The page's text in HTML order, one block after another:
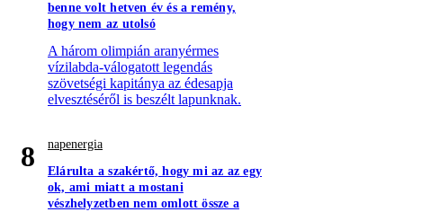
benne volt hetven év és a remény,
hogy nem az utolsó
A három olimpián aranyérmes
vízilabda-válogatott legendás
szövetségi kapitánya az édesapja
elvesztéséről is beszélt lapunknak.
8
napenergia
Elárulta a szakértő, hogy mi az az egy
ok, ami miatt a mostani
vészhelyzetben nem omlott össze a